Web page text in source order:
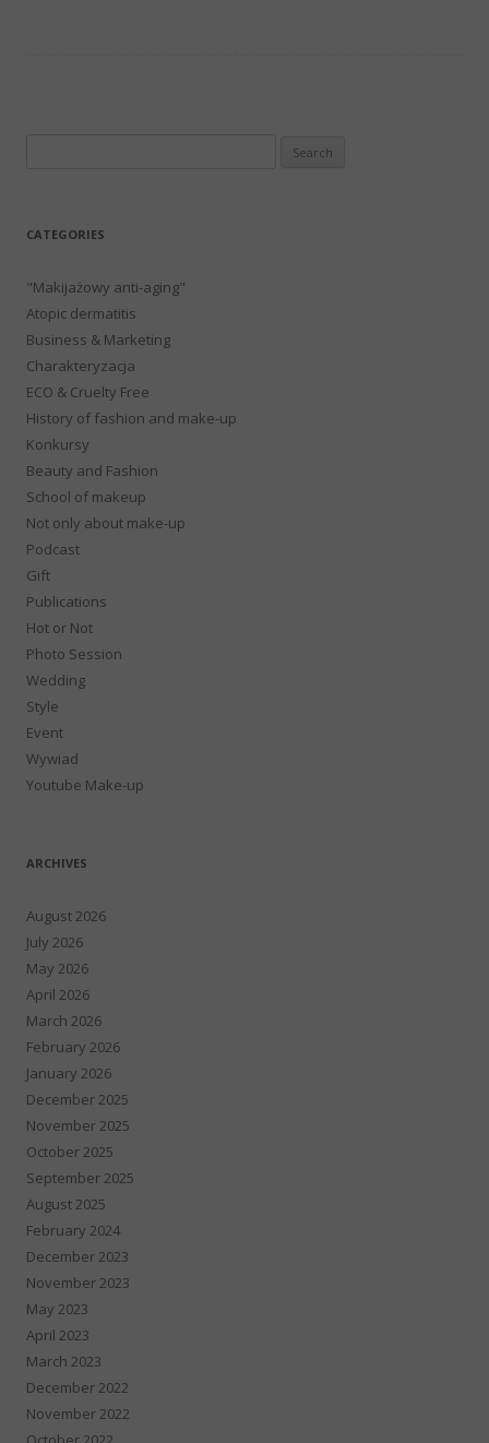
CATEGORIES
"Makijażowy anti-aging"
Atopic dermatitis
Business & Marketing
Charakteryzacja
ECO & Cruelty Free
History of fashion and make-up
Konkursy
Beauty and Fashion
School of makeup
Not only about make-up
Podcast
Gift
Publications
Hot or Not
Photo Session
Wedding
Style
Event
Wywiad
Youtube Make-up
ARCHIVES
August 2026
July 2026
May 2026
April 2026
March 2026
February 2026
January 2026
December 2025
November 2025
October 2025
September 2025
August 2025
February 2024
December 2023
November 2023
May 2023
April 2023
March 2023
December 2022
November 2022